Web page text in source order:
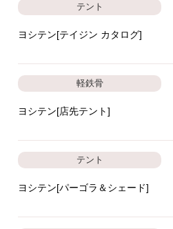
テント
ヨシテン[テイジン カタログ]
軽鉄骨
ヨシテン[店先テント]
テント
ヨシテン[パーゴラ＆シェード]